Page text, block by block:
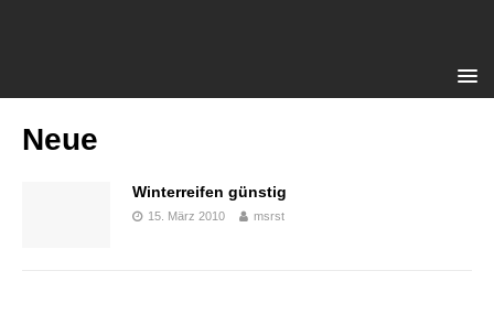
Neue
Winterreifen günstig
15. März 2010 msrst